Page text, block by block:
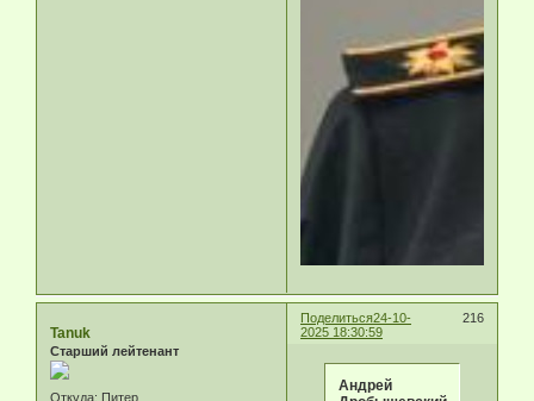
Поделиться 216
24-10-
2025 18:30:59
Tanuk
Старший лейтенант
Откуда: Питер
Андрей